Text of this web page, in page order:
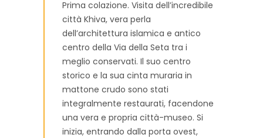
Prima colazione. Visita dell’incredibile
città Khiva, vera perla
dell’architettura islamica e antico
centro della Via della Seta tra i
meglio conservati. Il suo centro
storico e la sua cinta muraria in
mattone crudo sono stati
integralmente restaurati, facendone
una vera e propria città-museo. Si
inizia, entrando dalla porta ovest,